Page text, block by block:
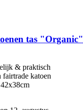
tas "Organic"
& praktisch
fairtrade katoen